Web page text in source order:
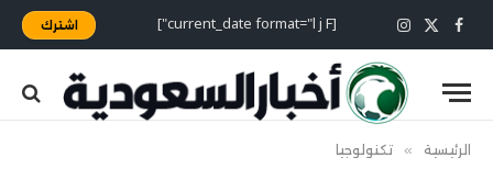
فيسبوك
X
(Twitter)
الانستغرام [current_date format="l j F"] اشترك
الرئيسية » تكنولوجيا